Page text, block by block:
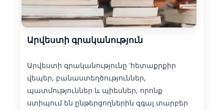
Արվեստի գրականություն
Արվեստի գրականությունը 'հետաքրքիր
վեպեր, բանաստեղծություններ,
պատմություններ և պիեսներ, որոնք
ստիպում են ընթերցողներին զգալ տարբեր